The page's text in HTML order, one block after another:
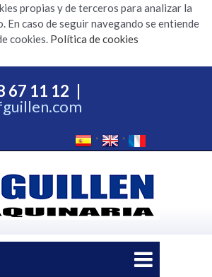
propias y de terceros para analizar la
En caso de seguir navegando se entiende
cookies. Política de cookies
67 11 12